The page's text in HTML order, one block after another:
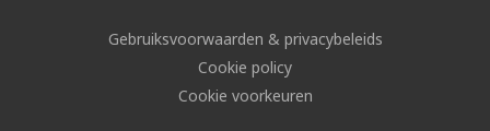
Gebruiksvoorwaarden & privacybeleids
Cookie policy
Cookie voorkeuren